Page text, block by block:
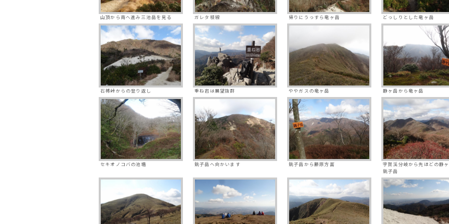
山頂から南へ進み三池岳を見る ガレタ稜線 帰りにうっすら竜ヶ岳 どっしりとした竜ヶ岳
石榑峠からの登り返し 重ね岩は展望抜群 ややガスの竜ヶ岳 静ヶ岳から竜ヶ岳
セキオノコバの池塘 銚子岳へ向かいます 銚子岳から藤原方面
宇賀渓分岐から先ほどの静
銚子岳